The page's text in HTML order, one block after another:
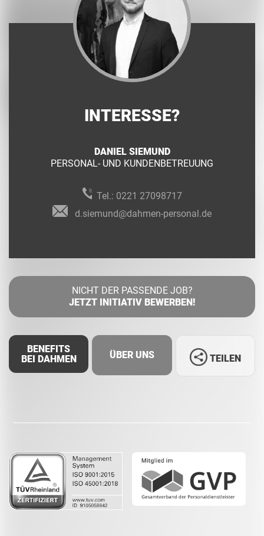
INTERESSE?
DANIEL SIEMUND
PERSONAL- UND KUNDENBETREUUNG
Tel.: 0221 27098717
d.siemund@dahmen-personal.de
NICHT DER PASSENDE JOB?
JETZT INITIATIV BEWERBEN!
BENEFITS
BEI DAHMEN
ÜBER UNS
Whatsapp
TEILEN